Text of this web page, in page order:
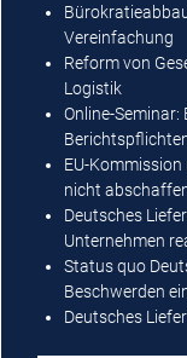
Vereinfachung
Reform von
Logistik
Online-Seminar:
EU-
nicht
Deutsches
Unternehmen
Status quo
Beschwerden
Deutsches